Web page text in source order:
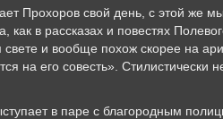
Прохоров свой день, с этой же
как в рассказах и повестях
и вообще похож скорее на
на его совесть».
в паре с благородным